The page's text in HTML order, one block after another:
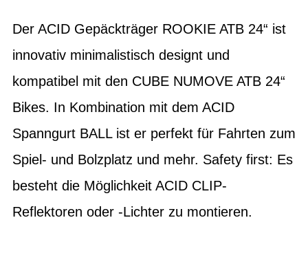
Der ACID Gepäckträger ROOKIE ATB 24“ ist
innovativ minimalistisch designt und
kompatibel mit den CUBE NUMOVE ATB 24“
Bikes. In Kombination mit dem ACID
Spanngurt BALL ist er perfekt für Fahrten zum
Spiel- und Bolzplatz und mehr. Safety first: Es
besteht die Möglichkeit ACID CLIP-
Reflektoren oder -Lichter zu montieren.